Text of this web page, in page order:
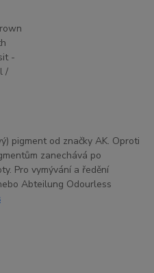
pigment od značky AK. Oproti
zanechává po
Pro vymývání a ředění
Abteilung Odourless